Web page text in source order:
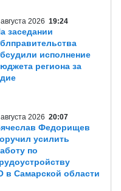
2026 19:24
заседании
исполнение
региона за
2026 20:07
Федорищев
усилить
по
в Самарской области